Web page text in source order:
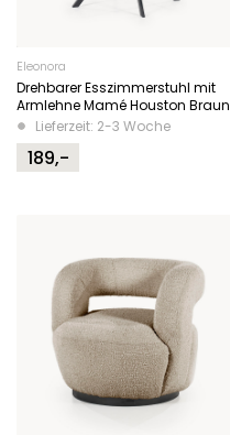
Eleonora
Drehbarer Esszimmerstuhl mit
Armlehne Mamé Houston Braun
Lieferzeit: 2-3 Woche
189,-